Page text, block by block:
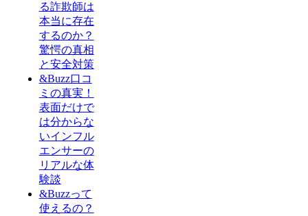
る詐欺師は
本当に存在
するのか？
驚愕の真相
と安全対策
&Buzz口コ
ミの真実！
表面だけで
は分からな
いインフル
エンサーの
リアルな体
験談
&Buzzって
使えるの？